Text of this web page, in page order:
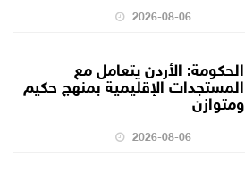
2026-08-06
الحكومة: الأردن يتعامل مع
المستجدات الإقليمية بمنهج حكيم
ومتوازن
2026-08-06